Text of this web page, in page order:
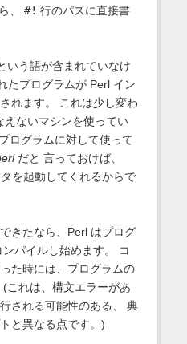
、 #! 行のパスに直接書
いう語が含まれていなけ
たプログラムが Perl イン
れます。 これは少し変わ
えないマシンを使ってい
ログラムに対して使って
だと 言っておけば、
を起動してくれるからで
きたなら、Perl はプログ
パイルし始めます。 コ
た時には、プログラムの
これは、構文エラーがあ
される可能性のある、 典
と異なる点です。)